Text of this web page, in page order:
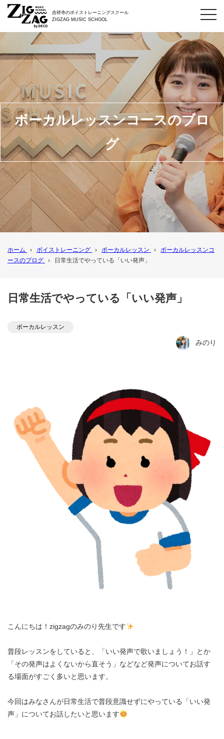
吉祥寺のボイストレーニングスクール
ZIGZAG MUSIC SCHOOL
ボーカルレッスンコースのブロ
グ
ホーム › ボイストレーニング › ボーカルレッスン ›
ボーカルレッスンコ
ースのブログ
› 日常生活でやっている「いい発声」
日常生活でやっている「いい発声」
ボーカルレッスン
みのり
こんにちは！zigzagのみのり先生です
普段レッスンをしていると、「いい発声で歌いましょう！」とか
「その発声はよくないから直そう」などなど発声についてお話す
る場面がすごく多いと思います。
今回はみなさんが日常生活で普段意識せずにやっている「いい発
声」についてお話したいと思います